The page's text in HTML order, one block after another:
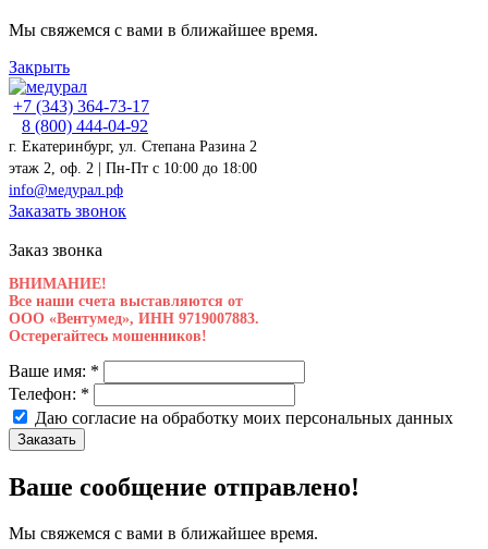
Мы свяжемся с вами в ближайшее время.
Закрыть
+7 (343) 364-73-17
8 (800) 444-04-92
г. Екатеринбург, ул. Степана Разина 2
этаж 2, оф. 2 | Пн-Пт c 10:00 до 18:00
info@медурал.рф
Заказать звонок
Заказ звонка
ВНИМАНИЕ!
Все наши счета выставляются от
ООО «Вентумед», ИНН 9719007883.
Остерегайтесь мошенников!
Ваше имя: *
Телефон: *
Даю согласие на обработку моих персональных данных
Заказать
Ваше сообщение отправлено!
Мы свяжемся с вами в ближайшее время.